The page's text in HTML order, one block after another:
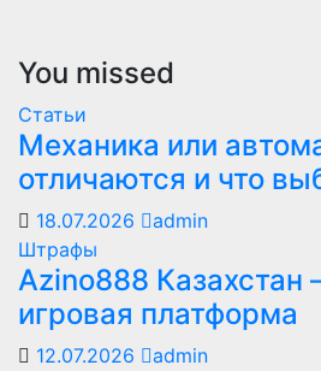
You missed
Статьи
Механика или
отличаются и что
18.07.2026
admin
Штрафы
Azino888 Казахстан
игровая платформа
12.07.2026
admin